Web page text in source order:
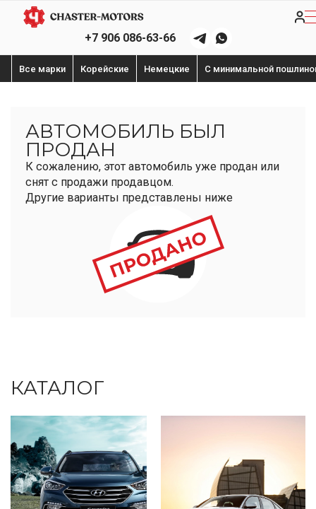
+7 906 086-63-66
Все марки Корейские Немецкие С минимальной
АВТОМОБИЛЬ БЫЛ
ПРОДАН
К сожалению, этот автомобиль уже продан или
снят с продажи продавцом.
Другие варианты представлены ниже
КАТАЛОГ